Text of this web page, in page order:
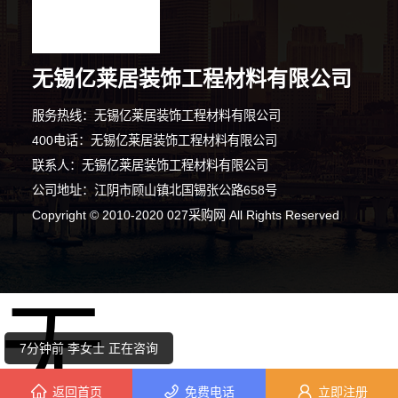
无锡亿莱居装饰工程材料有限公司
服务热线：无锡亿莱居装饰工程材料有限公司
400电话：无锡亿莱居装饰工程材料有限公司
联系人：无锡亿莱居装饰工程材料有限公司
公司地址：江阴市顾山镇北国锡张公路658号
Copyright © 2010-2020 027采购网 All Rights Reserved
7分钟前 田小姐 正在咨询
7分钟前 李女士 正在咨询
3分钟前 胡女士 正在咨询
返回首页 免费电话 立即注册
无